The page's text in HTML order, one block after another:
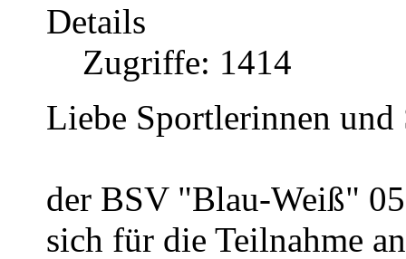
Details
Zugriffe: 1414
Liebe Sportlerinnen und
der BSV "Blau-Weiß"
sich für die Teilnahme